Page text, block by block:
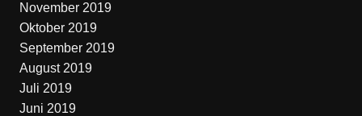
November 2019
Oktober 2019
September 2019
August 2019
Juli 2019
Juni 2019